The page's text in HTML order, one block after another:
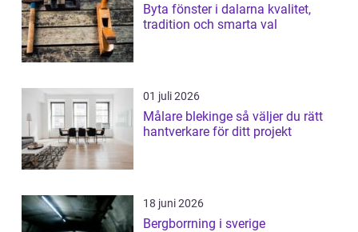
Byta fönster i dalarna kvalitet,
tradition och smarta val
01 juli 2026
Målare blekinge så väljer du rätt
hantverkare för ditt projekt
18 juni 2026
Bergborrning i sverige